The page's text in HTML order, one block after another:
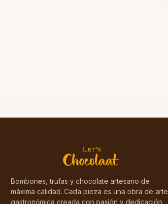
Bombones, trufas y chocolate artesano de
máxima calidad. Cada pieza es una obra de arte
gastronómica creada con pasión y dedicación